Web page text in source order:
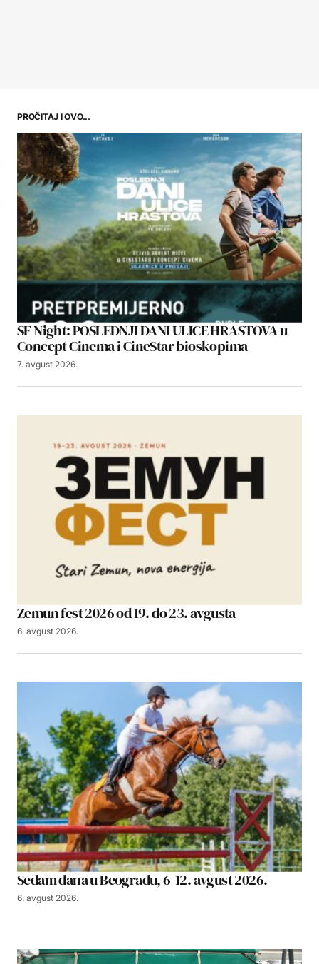
PROČITAJ I OVO...
SF Night: POSLEDNJI DANI ULICE HRASTOVA u
Concept Cinema i CineStar bioskopima
7. avgust 2026.
Zemun fest 2026 od 19. do 23. avgusta
6. avgust 2026.
Sedam dana u Beogradu, 6-12. avgust 2026.
6. avgust 2026.